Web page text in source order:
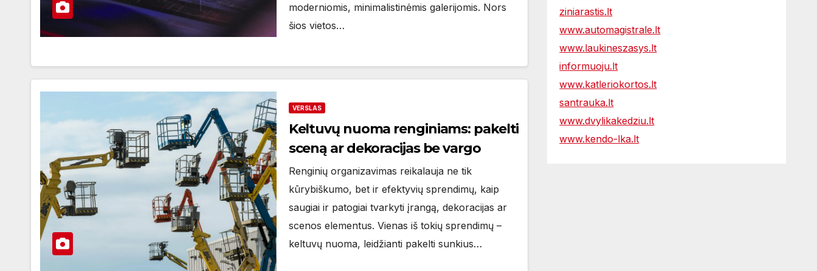
moderniomis, minimalistinėmis galerijomis. Nors
šios vietos…
VERSLAS
Keltuvų nuoma renginiams: pakelti
sceną ar dekoracijas be vargo
Renginių organizavimas reikalauja ne tik
kūrybiškumo, bet ir efektyvių sprendimų, kaip
saugiai ir patogiai tvarkyti įrangą, dekoracijas ar
scenos elementus. Vienas iš tokių sprendimų –
keltuvų nuoma, leidžianti pakelti sunkius…
ziniarastis.lt
www.automagistrale.lt
www.laukineszasys.lt
informuoju.lt
www.katleriokortos.lt
santrauka.lt
www.dvylikakedziu.lt
www.kendo-lka.lt